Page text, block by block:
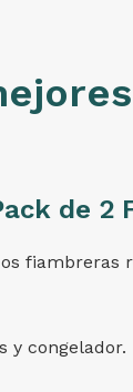
de 2
fiambreras
y congelador.